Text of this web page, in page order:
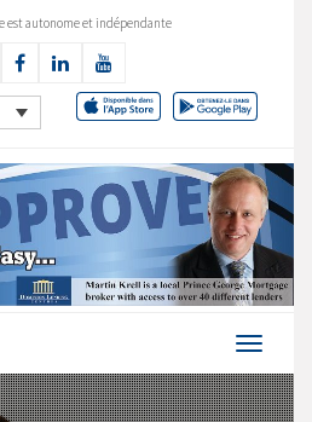
est autonome et indépendante